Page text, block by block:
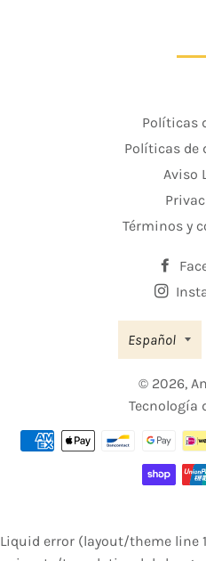
Políticas
Políticas de
Aviso
Términos y
Español
© 2026,
Tecnología
Liquid error (layout/theme line